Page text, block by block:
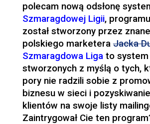
polecam nową odsłonę
Szmaragdowej Ligii,
został stworzony przez
polskiego marketeraJacka
Szmaragdowa Ligato system
stworzonych z myślą o tych,
pory nie radzili sobie z
biznesu w sieci i
klientów na swoje listy
Zaintrygował Cie ten